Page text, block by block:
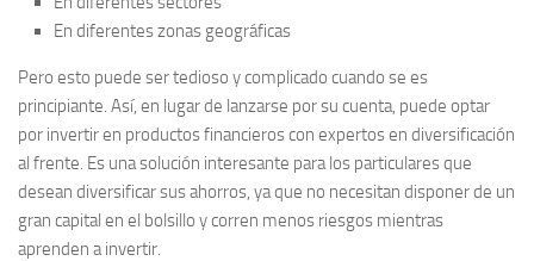
En diferentes zonas geográficas
Pero esto puede ser tedioso y complicado cuando se es
principiante. Así, en lugar de lanzarse por su cuenta, puede optar
por invertir en productos financieros con expertos en diversificación
al frente. Es una solución interesante para los particulares que
desean diversificar sus ahorros, ya que no necesitan disponer de un
gran capital en el bolsillo y corren menos riesgos mientras
aprenden a invertir.